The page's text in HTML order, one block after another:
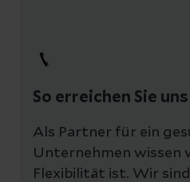
So erreichen Sie uns
Als Partner für ein
Unternehmen wissen
Flexibilität ist. Wir